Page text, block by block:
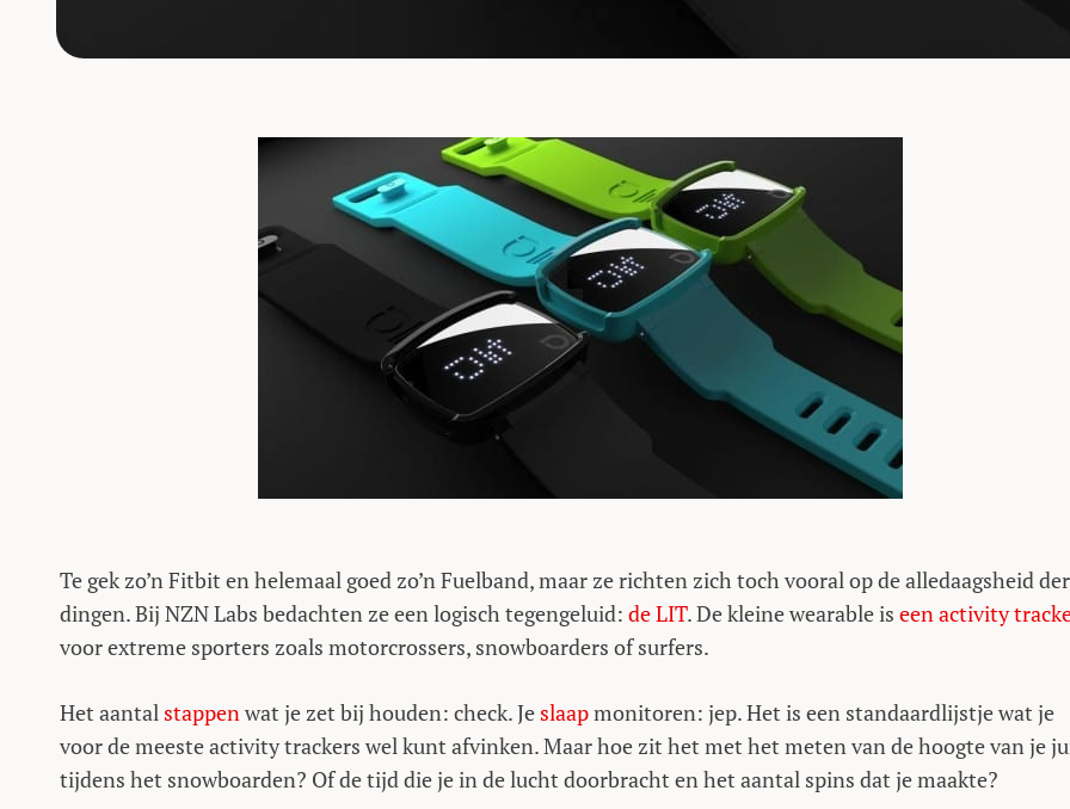
Te gek zo’n Fitbit en helemaal goed zo’n Fuelband, maar ze richten zich toch vooral op de alledaagsheid der
dingen. Bij NZN Labs bedachten ze een logisch tegengeluid: de LIT. De kleine wearable is een activity
voor extreme sporters zoals motorcrossers, snowboarders of surfers.
Het aantal stappenwat je zet bij houden: check. Je slaapmonitoren: jep. Het is een standaardlijstje wat je
voor de meeste activity trackers wel kunt afvinken. Maar hoe zit het met het meten van de hoogte van je
tijdens het snowboarden? Of de tijd die je in de lucht doorbracht en het aantal spins dat je maakte?